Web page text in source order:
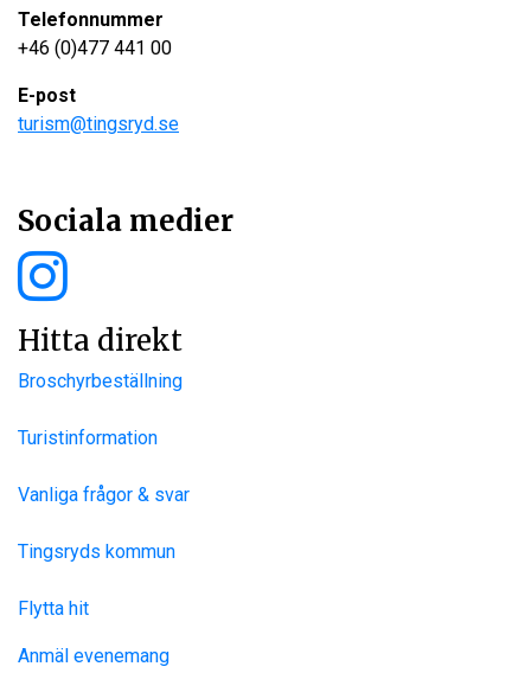
Telefonnummer
+46 (0)477 441 00
E-post
turism@tingsryd.se
Sociala medier
Hitta direkt
Broschyrbeställning
Turistinformation
Vanliga frågor & svar
Tingsryds kommun
Flytta hit
Anmäl evenemang